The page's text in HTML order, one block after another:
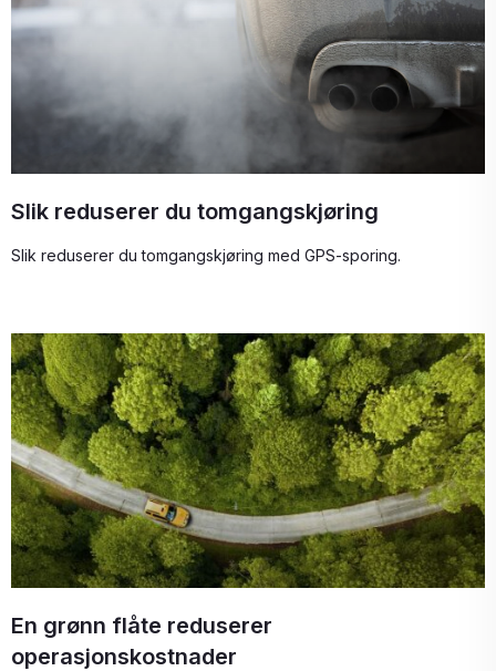
Slik reduserer du tomgangskjøring
Slik reduserer du tomgangskjøring med GPS-sporing.
En grønn flåte reduserer
operasjonskostnader